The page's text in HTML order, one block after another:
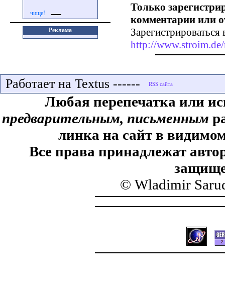
чище!
Реклама
Только
комментарии или
http://
Работает на Textus ------
Любая перепечатка или
предварительным, письменным
линка на сайт в
Все права принадлежат
© Wladimir